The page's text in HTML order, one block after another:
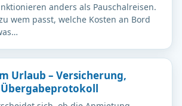
anders als Pauschalreisen.
wem passt, welche Kosten an Bord
Urlaub – Versicherung,